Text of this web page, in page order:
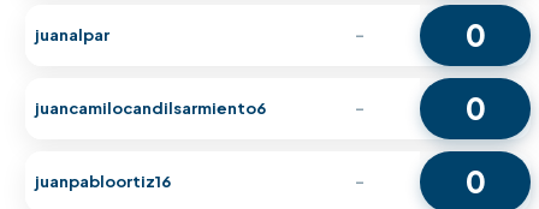
juanalpar - 0
juancamilocandilsarmiento6 - 0
juanpabloortiz16 - 0